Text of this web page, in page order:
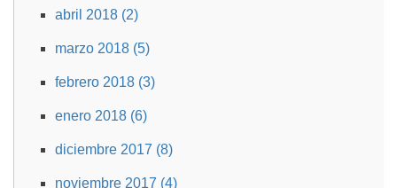
abril 2018 (2)
marzo 2018 (5)
febrero 2018 (3)
enero 2018 (6)
diciembre 2017 (8)
noviembre 2017 (4)